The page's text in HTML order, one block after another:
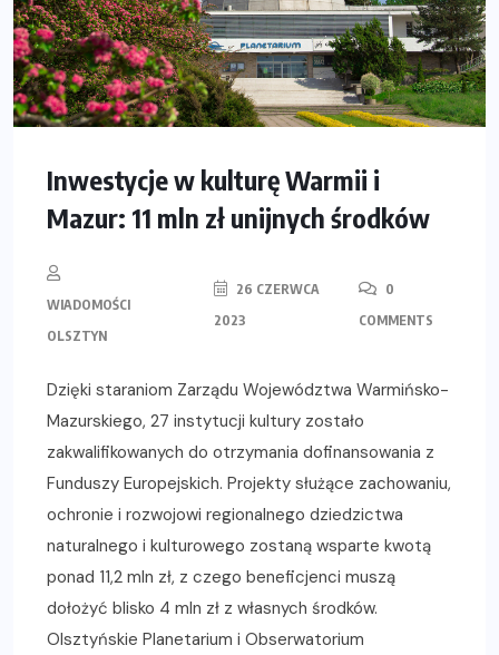
Inwestycje w kulturę Warmii i
Mazur: 11 mln zł unijnych środków
WIADOMOŚCI
OLSZTYN
26 CZERWCA
2023
0
COMMENTS
Dzięki staraniom Zarządu Województwa Warmińsko-
Mazurskiego, 27 instytucji kultury zostało
zakwalifikowanych do otrzymania dofinansowania z
Funduszy Europejskich. Projekty służące zachowaniu,
ochronie i rozwojowi regionalnego dziedzictwa
naturalnego i kulturowego zostaną wsparte kwotą
ponad 11,2 mln zł, z czego beneficjenci muszą
dołożyć blisko 4 mln zł z własnych środków.
Olsztyńskie Planetarium i Obserwatorium